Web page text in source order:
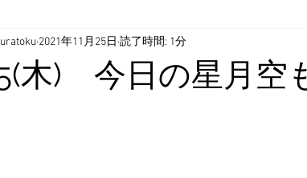
木) 今日の星月空
2021年11月25日 読了時間: 1分